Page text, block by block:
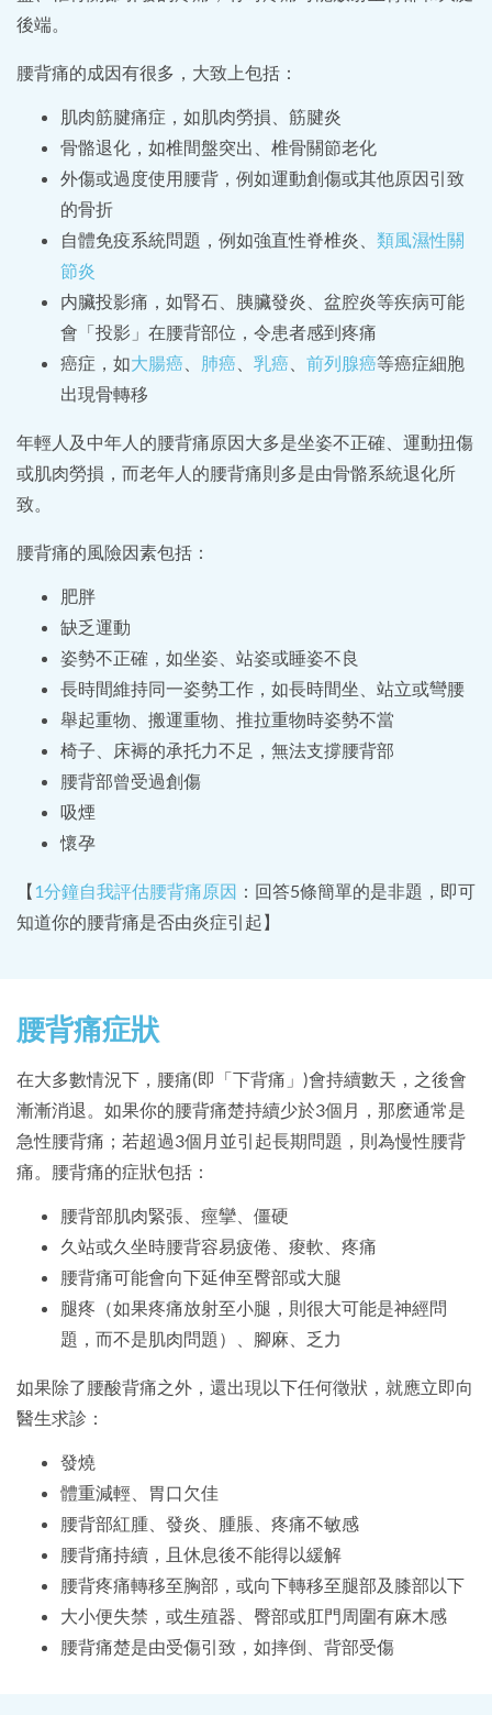
後端。
腰背痛的成因有很多，大致上包括：
肌肉筋腱痛症，如肌肉勞損、筋腱炎
骨骼退化，如椎間盤突出、椎骨關節老化
外傷或過度使用腰背，例如運動創傷或其他原因引致
的骨折
自體免疫系統問題，例如強直性脊椎炎、 類風濕性關
節炎
内臟投影痛，如腎石、胰臟發炎、盆腔炎等疾病可能
會「投影」在腰背部位，令患者感到疼痛
癌症，如大腸癌 肺癌 乳癌 前列腺癌等癌症細胞
出現骨轉移
年輕人及中年人的腰背痛原因大多是坐姿不正確、運動扭傷
或肌肉勞損，而老年人的腰背痛則多是由骨骼系統退化所
致。
腰背痛的風險因素包括：
肥胖
缺乏運動
姿勢不正確，如坐姿、站姿或睡姿不良
長時間維持同一姿勢工作，如長時間坐、站立或彎腰
舉起重物、搬運重物、推拉重物時姿勢不當
椅子、床褥的承托力不足，無法支撐腰背部
腰背部曾受過創傷
吸煙
懷孕
【 1分鐘自我評估腰背痛原因 ：回答5條簡單的是非題，即可
知道你的腰背痛是否由炎症引起】
腰背痛症狀
在大多數情況下，腰痛(即「下背痛」)會持續數天，之後會
漸漸消退。如果你的腰背痛楚持續少於3個月，那麽通常是
急性腰背痛；若超過3個月並引起長期問題，則為慢性腰背
痛。腰背痛的症狀包括：
腰背部肌肉緊張、痙攣、僵硬
久站或久坐時腰背容易疲倦、痠軟、疼痛
腰背痛可能會向下延伸至臀部或大腿
腿疼（如果疼痛放射至小腿，則很大可能是神經問
題，而不是肌肉問題）、腳麻、乏力
如果除了腰酸背痛之外，還出現以下任何徵狀，就應立即向
醫生求診：
發燒
體重減輕、胃口欠佳
腰背部紅腫、發炎、腫脹、疼痛不敏感
腰背痛持續，且休息後不能得以緩解
腰背疼痛轉移至胸部，或向下轉移至腿部及膝部以下
大小便失禁，或生殖器、臀部或肛門周圍有麻木感
腰背痛楚是由受傷引致，如摔倒、背部受傷